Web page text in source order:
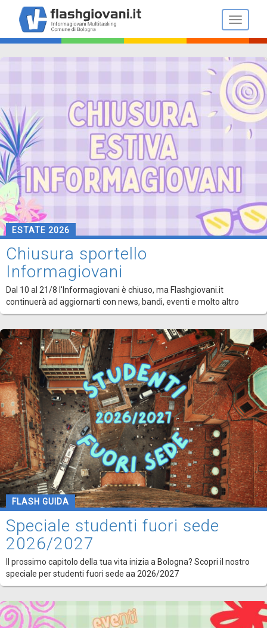
contenuto
principale
Toggle
ESTATE 2026
Chiusura sportello
Informagiovani
Dal 10 al 21/8 l'Informagiovani è chiuso, ma Flashgiovani.it
continuerà ad aggiornarti con news, bandi, eventi e molto altro
FLASH GUIDA
Speciale studenti fuori sede
2026/2027
Il prossimo capitolo della tua vita inizia a Bologna? Scopri il nostro
speciale per studenti fuori sede aa 2026/2027